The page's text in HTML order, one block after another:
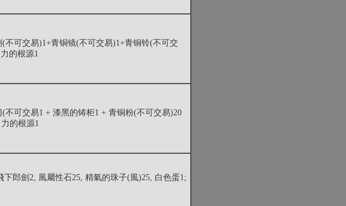
(不可交易)1+青铜镜(不可交易)1+青铜铃(不可交
的根源1
(不可交易1 + 漆黑的铸柜1 + 青铜粉(不可交易)20
的根源1
下郎劍2, 風屬性石25, 精氣的珠子(風)25, 白色蛋1;